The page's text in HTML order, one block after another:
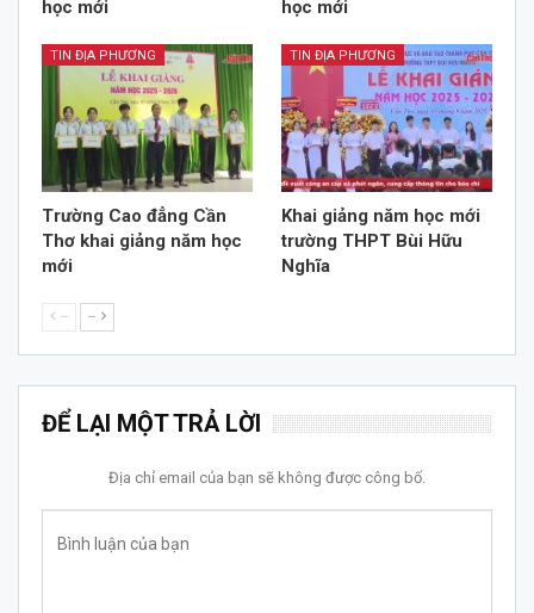
học mới
học mới
TIN ĐỊA PHƯƠNG
Trường Cao đẳng Cần
Thơ khai giảng năm học
mới
TIN ĐỊA PHƯƠNG
Khai giảng năm học mới
trường THPT Bùi Hữu
Nghĩa
-- --
ĐỂ LẠI MỘT TRẢ LỜI
Địa chỉ email của bạn sẽ không được công bố.